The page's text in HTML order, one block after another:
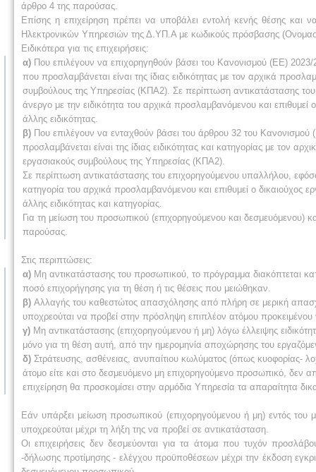
άρθρο 4 της παρούσας.
Επίσης η επιχείρηση πρέπει να υποβάλει εντολή κενής θέσης και
Ηλεκτρονικών Υπηρεσιών της Δ.ΥΠ.Α με κωδικούς πρόσβασης
Ειδικότερα για τις επιχειρήσεις:
α) Που επιλέγουν να επιχορηγηθούν βάσει του Κανονισμού (ΕΕ)
που προσλαμβάνεται είναι της ίδιας ειδικότητας με τον αρχικά
συμβούλους της Υπηρεσίας (ΚΠΑ2). Σε περίπτωση αντικατάστασης
άνεργο με την ειδικότητα του αρχικά προσλαμβανόμενου και επιθυμεί
άλλης ειδικότητας.
β) Που επιλέγουν να ενταχθούν βάσει του άρθρου 32 του
προσλαμβάνεται είναι της ίδιας ειδικότητας και κατηγορίας με τον
εργασιακούς συμβούλους της Υπηρεσίας (ΚΠΑ2).
Σε περίπτωση αντικατάστασης του επιχορηγούμενου υπαλλήλου,
κατηγορία του αρχικά προσλαμβανόμενου και επιθυμεί ο δικαιούχος
άλλης ειδικότητας και κατηγορίας.
Για τη μείωση του προσωπικού (επιχορηγούμενου και δεσμευόμενου)
παρούσας.
Στις περιπτώσεις:
α) Μη αντικατάστασης του προσωπικού, το πρόγραμμα διακόπτεται
ποσό επιχορήγησης για τη θέση ή τις θέσεις που μειώθηκαν.
β) Αλλαγής του καθεστώτος απασχόλησης από πλήρη σε μερική
υποχρεούται να προβεί στην πρόσληψη επιπλέον ατόμου
γ) Μη αντικατάστασης (επιχορηγούμενου ή μη) λόγω έλλειψης
μόνο για τη θέση αυτή, από την ημερομηνία αποχώρησης του
δ) Στράτευσης, ασθένειας, ανυπαίτιου κωλύματος (όπως κυοφορίας-
άτομο είτε και στο δεσμευόμενο μη επιχορηγούμενο προσωπικό, δεν
επιχείρηση θα προσκομίσει στην αρμόδια Υπηρεσία τα απαραίτητα
Εάν υπάρξει μείωση προσωπικού (επιχορηγούμενου ή μη) εντός του
υποχρεούται μέχρι τη λήξη της να προβεί σε αντικατάσταση.
Οι επιχειρήσεις δεν δεσμεύονται για τα άτομα που τυχόν
-δήλωσης προτίμησης - ελέγχου προϋποθέσεων μέχρι την έκδοση